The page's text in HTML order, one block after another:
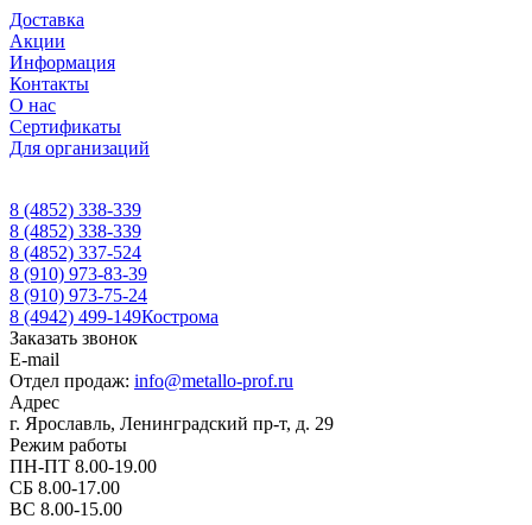
Доставка
Акции
Информация
Контакты
О нас
Сертификаты
Для организаций
8 (4852) 338-339
8 (4852) 338-339
8 (4852) 337-524
8 (910) 973-83-39
8 (910) 973-75-24
8 (4942) 499-149Кострома
Заказать звонок
E-mail
Отдел продаж: info@metallo-prof.ru
Адрес
г. Ярославль, Ленинградский пр-т, д. 29
Режим работы
ПН-ПТ 8.00-19.00
СБ 8.00-17.00
ВС 8.00-15.00